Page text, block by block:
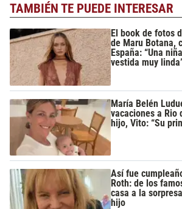
TAMBIÉN TE PUEDE INTERESAR
El book de fotos
de Maru Botana,
España: “Una
vestida muy
María Belén
vacaciones a Rio
hijo, Vito: “Su
Así fue
Roth: de los
casa a la
hijo